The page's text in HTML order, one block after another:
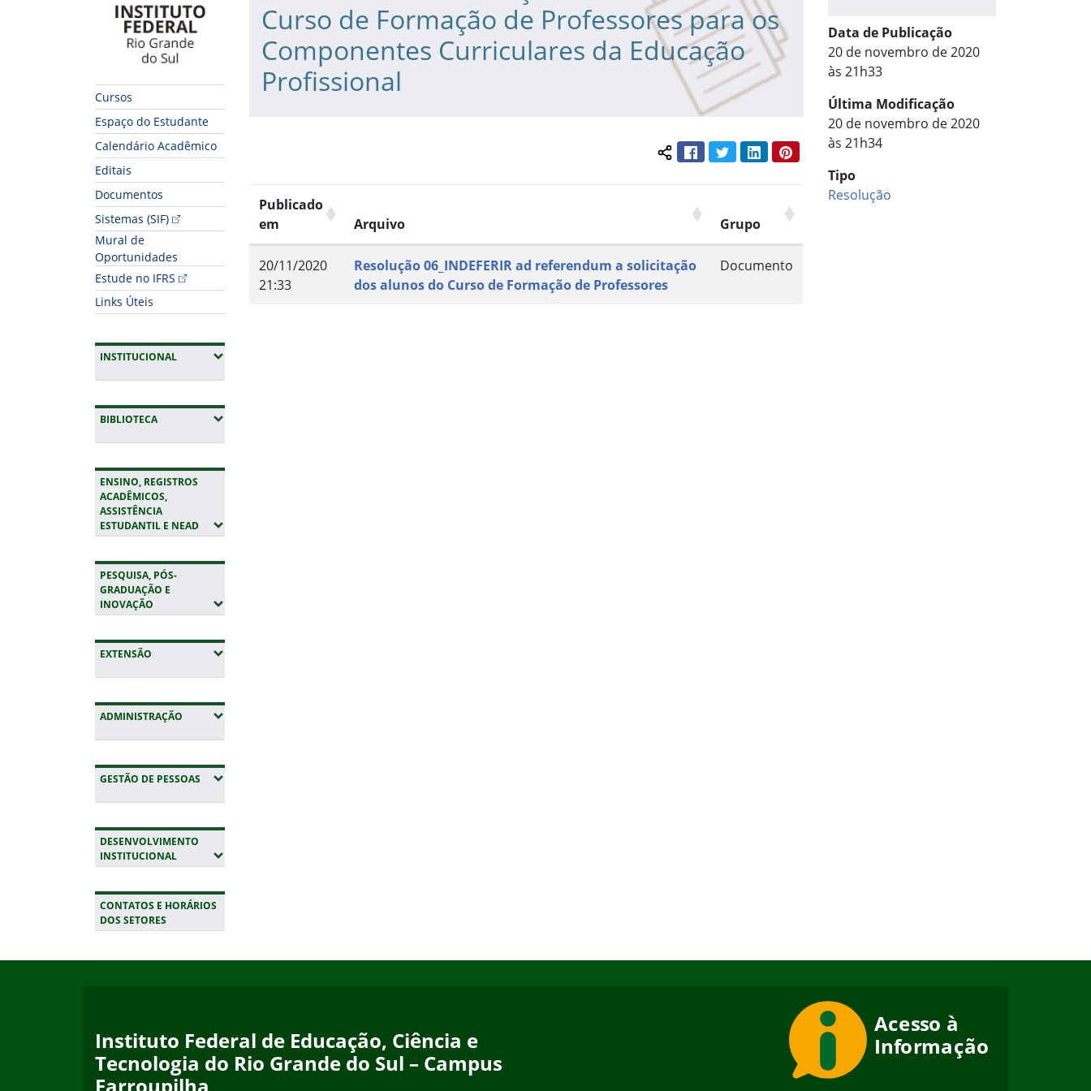
Cursos
Espaço do Estudante
Calendário Acadêmico
Editais
Documentos
Sistemas (SIF)
Mural de
Oportunidades
Estude no IFRS
Links Úteis
INSTITUCIONAL(EXPANDIR SUBMENUS)
BIBLIOTECA(EXPANDIR SUBMENUS)
ENSINO, REGISTROS
ACADÊMICOS,
ASSISTÊNCIA
ESTUDANTIL E NEAD(EXPANDIR SUBMENUS)
PESQUISA, PÓS-
GRADUAÇÃO E
INOVAÇÃO (EXPANDIR SUBMENUS)
EXTENSÃO (EXPANDIR SUBMENUS)
ADMINISTRAÇÃO (EXPANDIR SUBMENUS)
GESTÃO DE PESSOAS (EXPANDIR SUBMENUS)
DESENVOLVIMENTO
INSTITUCIONAL(EXPANDIR SUBMENUS)
CONTATOS E HORÁRIOS
DOS SETORES
Curso de Formação de Professores para os
Componentes Curriculares da Educação
Profissional
Compartilhar conteúdo:
FacebookTwitterLinkedInPinterest
Publicado
em
Arquivo Grupo
20/11/2020
21:33
Resolução 06_INDEFERIR ad referendum a solicitação
dos alunos do Curso de Formação de Professores
Documento
Data de Publicação
20 de novembro de 2020
às 21h33
Última Modificação
20 de novembro de 2020
às 21h34
Tipo
Resolução
Instituto Federal de Educação, Ciência e
Tecnologia do Rio Grande do Sul – Campus
Farroupilha